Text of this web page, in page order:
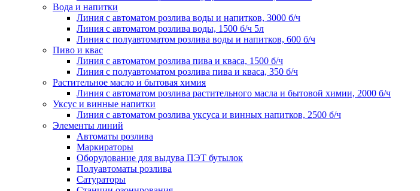
Вода и напитки
Линия с автоматом розлива воды и напитков, 3000 б/ч
Линия с автоматом розлива воды, 1500 б/ч 5л
Линия с полуавтоматом розлива воды и напитков, 600 б/ч
Пиво и квас
Линия с автоматом розлива пива и кваса, 1500 б/ч
Линия с полуавтоматом розлива пива и кваса, 350 б/ч
Растительное масло и бытовая химия
Линия с автоматом розлива растительного масла и бытовой химии, 2000 б/ч
Уксус и винные напитки
Линия с автоматом розлива уксуса и винных напитков, 2500 б/ч
Элементы линий
Автоматы розлива
Маркираторы
Оборудование для выдува ПЭТ бутылок
Полуавтоматы розлива
Сатураторы